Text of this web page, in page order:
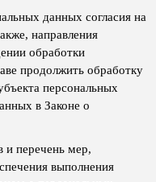
данных согласия на
направления
обработки
продолжить обработку
персональных
в Законе о
и перечень мер,
выполнения